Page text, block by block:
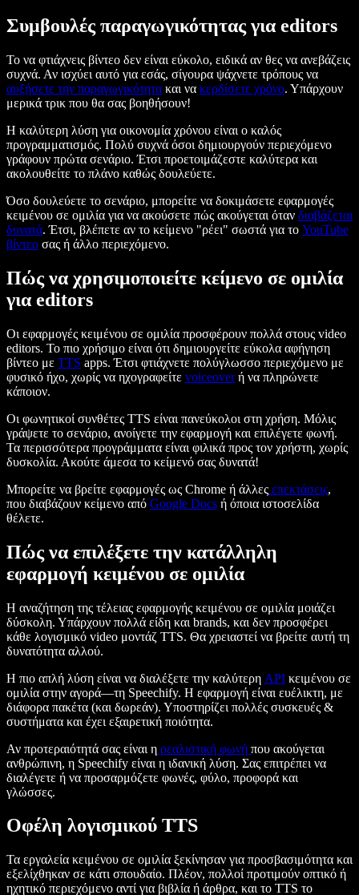
Συμβουλές παραγωγικότητας για editors
Το να φτιάχνεις βίντεο δεν είναι εύκολο, ειδικά αν θες να ανεβάζεις
συχνά. Αν ισχύει αυτό για εσάς, σίγουρα ψάχνετε τρόπους να
αυξήσετε την παραγωγικότητα και να κερδίσετε χρόνο. Υπάρχουν
μερικά τρικ που θα σας βοηθήσουν!
Η καλύτερη λύση για οικονομία χρόνου είναι ο καλός
προγραμματισμός. Πολύ συχνά όσοι δημιουργούν περιεχόμενο
γράφουν πρώτα σενάριο. Έτσι προετοιμάζεστε καλύτερα και
ακολουθείτε το πλάνο καθώς δουλεύετε.
Όσο δουλεύετε το σενάριο, μπορείτε να δοκιμάσετε εφαρμογές
κειμένου σε ομιλία για να ακούσετε πώς ακούγεται όταν διαβάζεται
δυνατά. Έτσι, βλέπετε αν το κείμενο "ρέει" σωστά για το YouTube
βίντεο σας ή άλλο περιεχόμενο.
Πώς να χρησιμοποιείτε κείμενο σε ομιλία
για editors
Οι εφαρμογές κειμένου σε ομιλία προσφέρουν πολλά στους video
editors. Το πιο χρήσιμο είναι ότι δημιουργείτε εύκολα αφήγηση
βίντεο με TTS apps. Έτσι φτιάχνετε πολύγλωσσο περιεχόμενο με
φυσικό ήχο, χωρίς να ηχογραφείτε voiceoverή να πληρώνετε
κάποιον.
Οι φωνητικοί συνθέτες TTS είναι πανεύκολοι στη χρήση. Μόλις
γράψετε το σενάριο, ανοίγετε την εφαρμογή και επιλέγετε φωνή.
Τα περισσότερα προγράμματα είναι φιλικά προς τον χρήστη, χωρίς
δυσκολία. Ακούτε άμεσα το κείμενό σας δυνατά!
Μπορείτε να βρείτε εφαρμογές ως Chrome ή άλλες επεκτάσεις,
που διαβάζουν κείμενο από Google Docs ή όποια ιστοσελίδα
θέλετε.
Πώς να επιλέξετε την κατάλληλη
εφαρμογή κειμένου σε ομιλία
Η αναζήτηση της τέλειας εφαρμογής κειμένου σε ομιλία μοιάζει
δύσκολη. Υπάρχουν πολλά είδη και brands, και δεν προσφέρει
κάθε λογισμικό video μοντάζ TTS. Θα χρειαστεί να βρείτε αυτή τη
δυνατότητα αλλού.
Η πιο απλή λύση είναι να διαλέξετε την καλύτερη API κειμένου σε
ομιλία στην αγορά—τη Speechify. Η εφαρμογή είναι ευέλικτη, με
διάφορα πακέτα (και δωρεάν). Υποστηρίζει πολλές συσκευές &
συστήματα και έχει εξαιρετική ποιότητα.
Αν προτεραιότητά σας είναι η ρεαλιστική φωνή που ακούγεται
ανθρώπινη, η Speechify είναι η ιδανική λύση. Σας επιτρέπει να
διαλέγετε ή να προσαρμόζετε φωνές, φύλο, προφορά και
γλώσσες.
Οφέλη λογισμικού TTS
Τα εργαλεία κειμένου σε ομιλία ξεκίνησαν για προσβασιμότητα και
εξελίχθηκαν σε κάτι σπουδαίο. Πλέον, πολλοί προτιμούν οπτικό ή
ηχητικό περιεχόμενο αντί για βιβλία ή άρθρα, και το TTS το